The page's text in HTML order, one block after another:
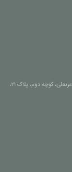
نشانی: تهران، خیابان سهروردی، خیابان خرمشهر، خیابان عربعلی، کوچه دوم، پلاک ۲۱،